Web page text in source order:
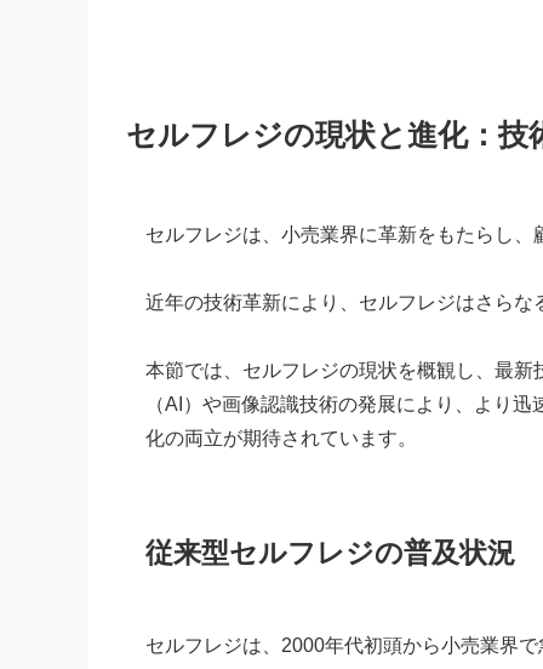
セルフレジの現状と進化：
セルフレジは、小売業界に革新をもたらし
近年の技術革新により、セルフレジはさらな
本節では、セルフレジの現状を概観し、最
（AI）や画像認識技術の発展により、より
化の両立が期待されています。
従来型セルフレジの普及状況
セルフレジは、2000年代初頭から小売業界